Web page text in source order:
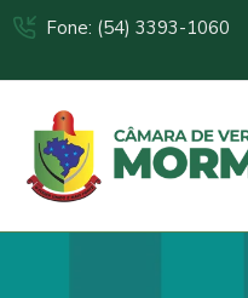
Fone: (54) 3393-1060